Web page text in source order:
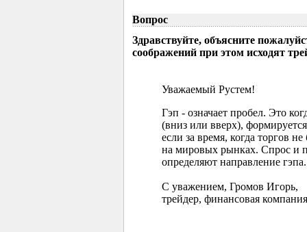
Вопрос
Здравствуйте, объясните
соображений при этом исходят
Уважаемый Рустем!
Гэп - означает пробел. Это
(вниз или вверх),
если за время, когда торгов
на мировых рынках. Спрос и
определяют направление гэпа.
С уважением, Громов Игорь,
трейдер, финансовая